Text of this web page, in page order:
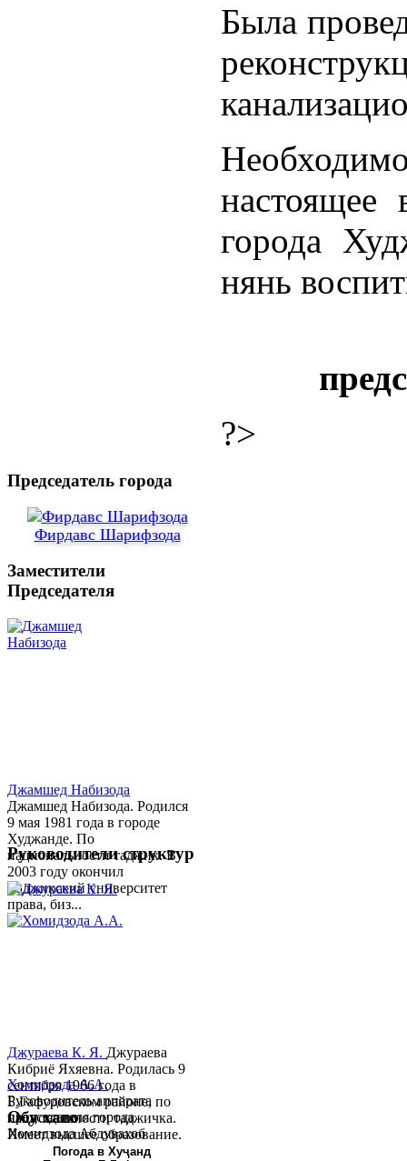
Была
города
нянь
?>
Председатель города
Фирдавс Шарифзода
Заместители
Председателя
Джамшед Набизода
Джамшед Набизода. Родился
9 мая 1981 года в городе
Худжанде. По
национальности таджик. В
2003 году окончил
Таджикский университет
права, биз...
Хомидзода А.А.
Руководитель аппарата
председателя города
Хомидзода Абдувахоб
Абдумаджид родился 8
Руководители структур
Джураева К. Я. Джураева
Кибриё Яхяевна. Родилась 9
сентября 1966 года в
Б.Гафуровском районе, по
национальности таджичка.
Имеет высшее образование.
В 1997 ...
Обу хаво
Погода в Хуҷанд